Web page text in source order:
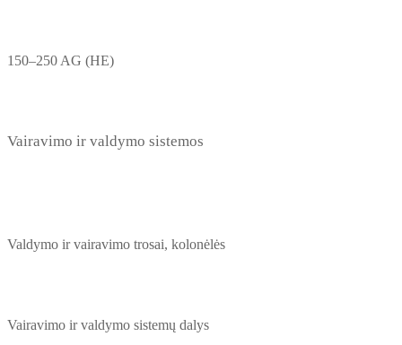
150–250 AG (HE)
Vairavimo ir valdymo sistemos
Valdymo ir vairavimo trosai, kolonėlės
Vairavimo ir valdymo sistemų dalys